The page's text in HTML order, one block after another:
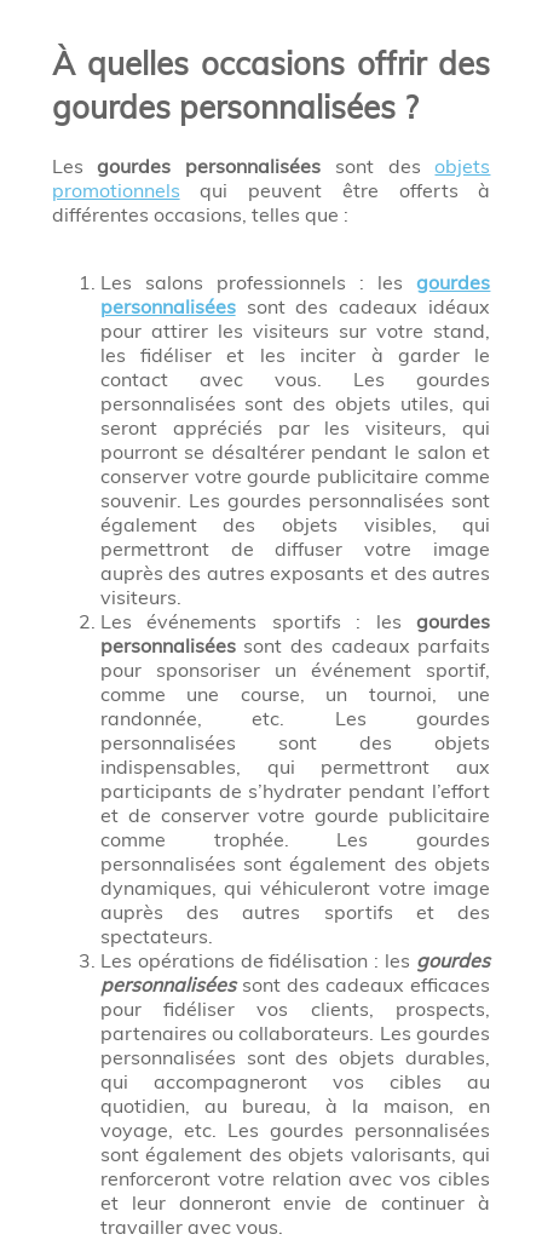
À quelles occasions offrir des
gourdes personnalisées ?
Lesgourdes personnalisées sont desobjets
promotionnels qui peuvent être offerts à
différentes occasions, telles que :
Les salons professionnels : lesgourdes
personnaliséessont des cadeaux idéaux
pour attirer les visiteurs sur votre stand,
les fidéliser et les inciter à garder le
contact avec vous. Les gourdes
personnalisées sont des objets utiles, qui
seront appréciés par les visiteurs, qui
pourront se désaltérer pendant le salon et
conserver votre gourde publicitaire comme
souvenir. Les gourdes personnalisées sont
également des objets visibles, qui
permettront de diffuser votre image
auprès des autres exposants et des autres
visiteurs.
Les événements sportifs : lesgourdes
personnaliséessont des cadeaux parfaits
pour sponsoriser un événement sportif,
comme une course, un tournoi, une
randonnée, etc. Les gourdes
personnalisées sont des objets
indispensables, qui permettront aux
participants de s’hydrater pendant l’effort
et de conserver votre gourde publicitaire
comme trophée. Les gourdes
personnalisées sont également des objets
dynamiques, qui véhiculeront votre image
auprès des autres sportifs et des
spectateurs.
Les opérations de fidélisation : les gourdes
personnaliséessont des cadeaux efficaces
pour fidéliser vos clients, prospects,
partenaires ou collaborateurs. Les gourdes
personnalisées sont des objets durables,
qui accompagneront vos cibles au
quotidien, au bureau, à la maison, en
voyage, etc. Les gourdes personnalisées
sont également des objets valorisants, qui
renforceront votre relation avec vos cibles
et leur donneront envie de continuer à
travailler avec vous.